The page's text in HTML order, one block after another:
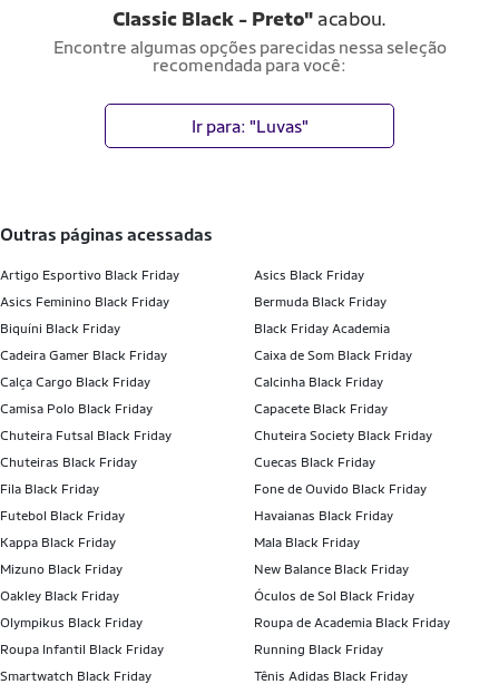
Classic Black - Preto"acabou.
Encontre algumas opções parecidas nessa seleção
recomendada para você:
Ir para: "Luvas"
outras páginas acessadas
Artigo Esportivo Black Friday
Asics Black Friday
Asics Feminino Black Friday
Bermuda Black Friday
Biquíni Black Friday
Black Friday Academia
Cadeira Gamer Black Friday
Caixa de Som Black Friday
Calça Cargo Black Friday
Calcinha Black Friday
Camisa Polo Black Friday
Capacete Black Friday
Chuteira Futsal Black Friday
Chuteira Society Black Friday
Chuteiras Black Friday
Cuecas Black Friday
Fila Black Friday
Fone de Ouvido Black Friday
Futebol Black Friday
Havaianas Black Friday
Kappa Black Friday
Mala Black Friday
Mizuno Black Friday
New Balance Black Friday
Oakley Black Friday
Óculos de Sol Black Friday
Olympikus Black Friday
Roupa de Academia Black Friday
Roupa Infantil Black Friday
Running Black Friday
Smartwatch Black Friday
Tênis Adidas Black Friday